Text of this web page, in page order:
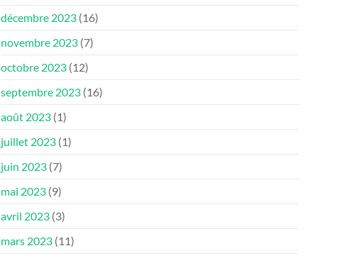
décembre 2023 (16)
novembre 2023 (7)
octobre 2023 (12)
septembre 2023 (16)
août 2023 (1)
juillet 2023 (1)
juin 2023 (7)
mai 2023 (9)
avril 2023 (3)
mars 2023 (11)